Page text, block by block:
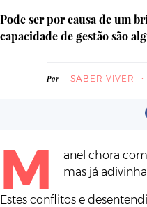
Pode ser por causa de um
capacidade de gestão são
Por SABER VIVER
M
anel chora
mas já
Estes conflitos e